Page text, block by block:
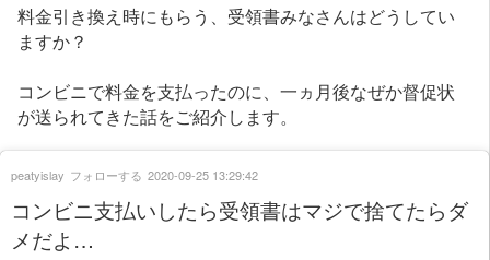
料金引き換え時にもらう、受領書みなさんはどうしてい
ますか？
コンビニで料金を支払ったのに、一ヵ月後なぜか督促状
が送られてきた話をご紹介します。
コンビニ支払いしたら受領書はマジで捨てたらダ
メだよ…
peatyislay フォローする 2020-09-25 13:29:42